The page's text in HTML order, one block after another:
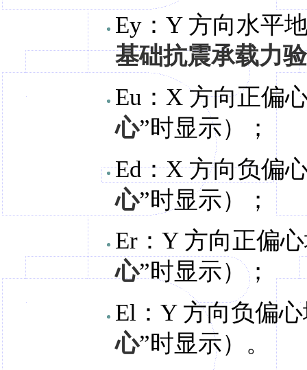
Ey：Y 方向水平
基础抗震承载力
Eu：X 方向正偏
心”时显示）；
Ed：X 方向负偏
心”时显示）；
Er：Y 方向正偏
心”时显示）；
El：Y 方向负偏
心”时显示）。